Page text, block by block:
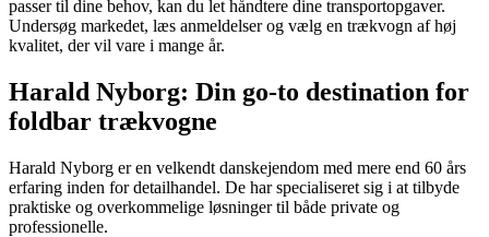
passer til dine behov, kan du let håndtere dine transportopgaver.
Undersøg markedet, læs anmeldelser og vælg en trækvogn af høj
kvalitet, der vil vare i mange år.
Harald Nyborg: Din go-to destination for
foldbar trækvogne
Harald Nyborg er en velkendt danskejendom med mere end 60 års
erfaring inden for detailhandel. De har specialiseret sig i at tilbyde
praktiske og overkommelige løsninger til både private og
professionelle.